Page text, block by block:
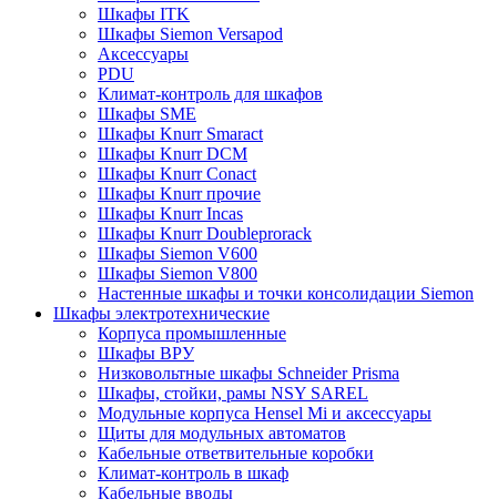
Шкафы ITK
Шкафы Siemon Versapod
Аксессуары
PDU
Климат-контроль для шкафов
Шкафы SME
Шкафы Knurr Smaract
Шкафы Knurr DCM
Шкафы Knurr Conact
Шкафы Knurr прочие
Шкафы Knurr Incas
Шкафы Knurr Doubleprorack
Шкафы Siemon V600
Шкафы Siemon V800
Настенные шкафы и точки консолидации Siemon
Шкафы электротехнические
Корпуса промышленные
Шкафы ВРУ
Низковольтные шкафы Schneider Prisma
Шкафы, стойки, рамы NSY SAREL
Модульные корпуса Hensel Mi и аксессуары
Щиты для модульных автоматов
Кабельные ответвительные коробки
Климат-контроль в шкаф
Кабельные вводы